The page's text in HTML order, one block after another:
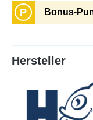
P Bonus-
Hersteller